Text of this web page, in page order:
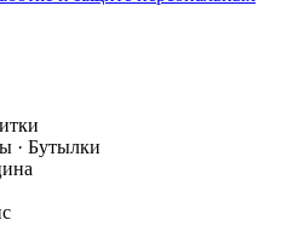
· Бутылки